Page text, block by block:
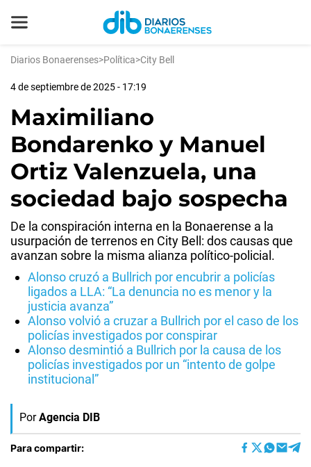
Diarios Bonaerenses>Política>City Bell
4 de septiembre de 2025 - 17:19
Maximiliano
Bondarenko y Manuel
Ortiz Valenzuela, una
sociedad bajo sospecha
De la conspiración interna en la Bonaerense a la
usurpación de terrenos en City Bell: dos causas que
avanzan sobre la misma alianza político-policial.
Alonso cruzó a Bullrich por encubrir a policías
ligados a LLA: “La denuncia no es menor y la
justicia avanza”
Alonso volvió a cruzar a Bullrich por el caso de los
policías investigados por conspirar
Alonso desmintió a Bullrich por la causa de los
policías investigados por un “intento de golpe
institucional”
Por Agencia DIB
Para compartir: